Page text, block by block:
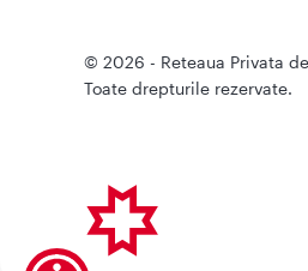
© 2026 - Reteaua Privata
Toate drepturile rezervate.